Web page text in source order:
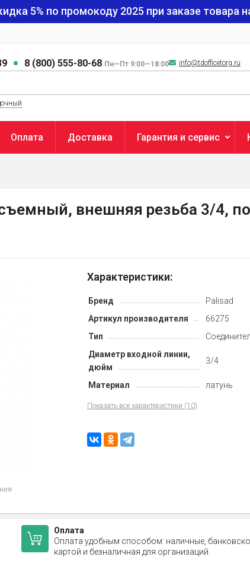
5% по промокоду 2025 при заказе товара
8 (800) 555-80-68 Пн—Пт 9:00—18:00 info@tdofficetorg.ru
Оплата Доставка Гарантия и сервис
внешняя резьба 3/4,
Характеристики:
Бренд
Palisad
Артикул производителя
66275
Тип
Диаметр входной линии,
дюйм
3/4
Материал латунь
Показать все характеристики (10)
Оплата
Оплата удобным способом: наличные,
картой и безналичная для организаций